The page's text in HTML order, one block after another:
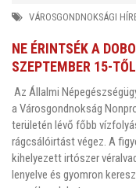
VÁROSGONDNOKSÁGI
NE ÉRINTSÉK A
SZEPTEMBER 15-
Az Állalmi
a Városgondnokság
területén lévő főbb
rágcsálóirtást végez. A
kihelyezett irtószer
lenyelve és gyomron